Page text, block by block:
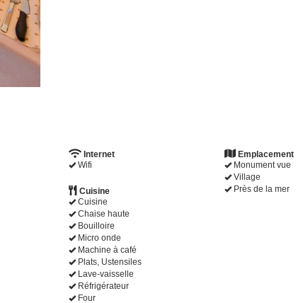
Internet
Wifi
Emplacement
Monument vue
Village
Près de la mer
Cuisine
Cuisine
Chaise haute
Bouilloire
Micro onde
Machine à café
Plats, Ustensiles
Lave-vaisselle
Réfrigérateur
Four